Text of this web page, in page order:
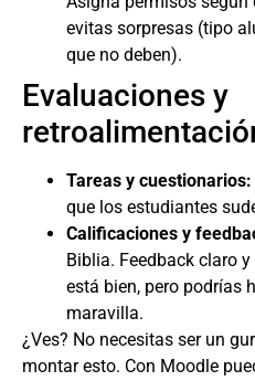
evitas sorpresas (tipo
que no deben).
Evaluaciones y
Tareas y cuestionarios:
que los estudiantes
Calificaciones y
Biblia. Feedback claro
está bien, pero podrías
maravilla.
¿Ves? No necesitas ser un
montar esto. Con Moodle